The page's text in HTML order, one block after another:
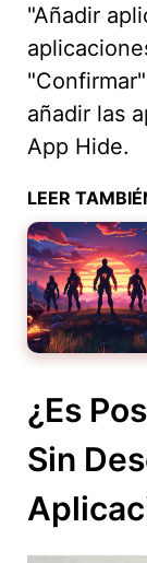
"Añadir
añadir las
App Hide.
LEER
¿Es
Sin